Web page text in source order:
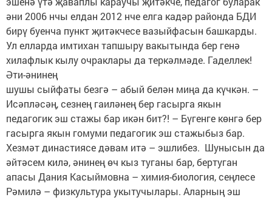
әни 2006 нчы елдан 2012 нче елга кадәр районда БДИ
бирү буенча пункт җитәкчесе вазыйфасын башкарды.
Ул елларда имтихан тапшыру вакытында бер генә
хилафлык кылу очраклары да теркәлмәде. Гаделлек!
Әти-әнинең
шушы сыйфаты безгә – абый белән миңа да күчкән. –
Исәпләсәң, сезнең гаиләнең бер гасырга якын
педагогик эш стажы бар икән бит?! – Бүгенге көнгә бер
гасырга якын гомуми педагогик эш стажыбыз бар.
Хезмәт династиясе дәвам итә – эшлибез. Шунысын да
әйтәсем килә, әнинең өч кыз туганы бар, бертуган
апасы Дания Касыймовна – химия-биология, сеңлесе
Рәмилә – физкультура укытучылары. Аларның эш